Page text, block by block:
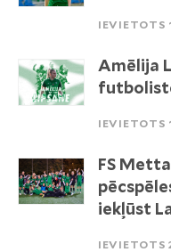
IEVIETOTS
Amēlija
IEVIETOTS
FS
iekļūst
IEVIETOTS